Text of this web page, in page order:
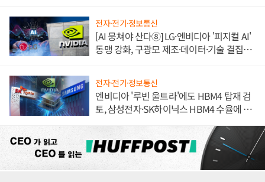
전자·전기·정보통신
[AI 뭉쳐야 산다⑧] LG·엔비디아 '피지컬 AI'
동맹 강화, 구광모 제조·데이터·기술 결집
전자·전기·정보통신
엔비디아 '루빈 울트라'에도 HBM4 탑재 검
토, 삼성전자·SK하이닉스 HBM4 수율에 주